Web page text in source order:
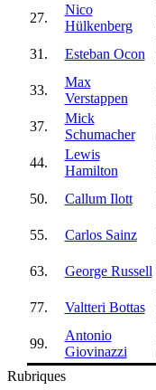
27.
Nico
Hülkenberg
31. Esteban Ocon
33.
Max
Verstappen
37.
Mick
Schumacher
44.
Lewis
Hamilton
50. Callum Ilott
55. Carlos Sainz
63. George Russell
77. Valtteri Bottas
99.
Antonio
Giovinazzi
Rubriques